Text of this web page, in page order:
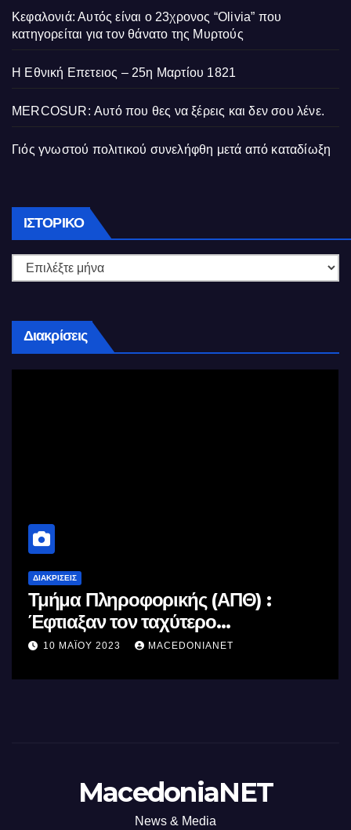
Κεφαλονιά: Αυτός είναι ο 23χρονος “Olivia” που
κατηγορείται για τον θάνατο της Μυρτούς
Η Εθνική Επετειος – 25η Μαρτίου 1821
MERCOSUR: Αυτό που θες να ξέρεις και δεν σου λένε.
Γιός γνωστού πολιτικού συνελήφθη μετά από καταδίωξη
ΙΣΤΟΡΙΚΌ Ιστορικό
Διακρίσεις
ΔΙΑΚΡΊΣΕΙΣ
Τμήμα Πληροφορικής (ΑΠΘ) :
Έφτιαξαν τον ταχύτερο
επεξεργαστή AI στον κόσμο με τη
10 ΜΑΪ́ΟΥ 2023 MACEDONIANET
MacedoniaNET
News & Media